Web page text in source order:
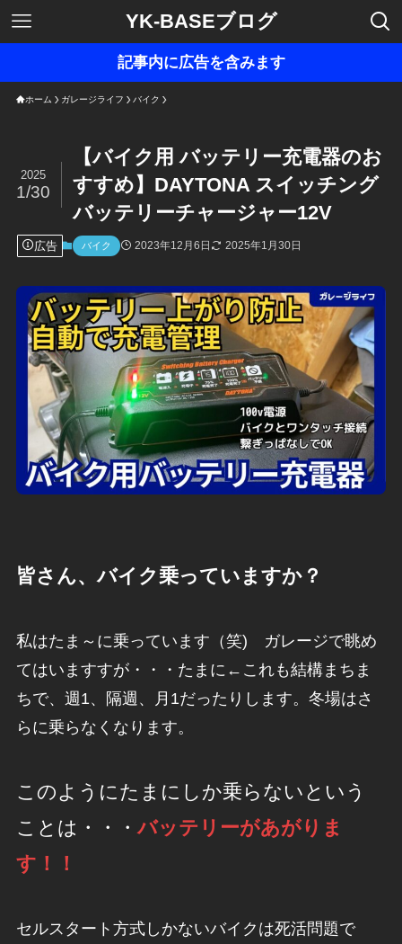
YK-BASEブログ
記事内に広告を含みます
ホーム ガレージライフ バイク
【バイク用 バッテリー充電器のお
すすめ】DAYTONA スイッチング
バッテリーチャージャー12V
2025
1/30
広告 バイク 2023年12月6日 2025年1月30日
皆さん、バイク乗っていますか？
私はたま～に乗っています（笑) ガレージで眺め
てはいますすが・・・たまに←これも結構まちま
ちで、週1、隔週、月1だったりします。冬場はさ
らに乗らなくなります。
このようにたまにしか乗らないという
ことは・・・バッテリーがあがりま
す！！
セルスタート方式しかないバイクは死活問題で